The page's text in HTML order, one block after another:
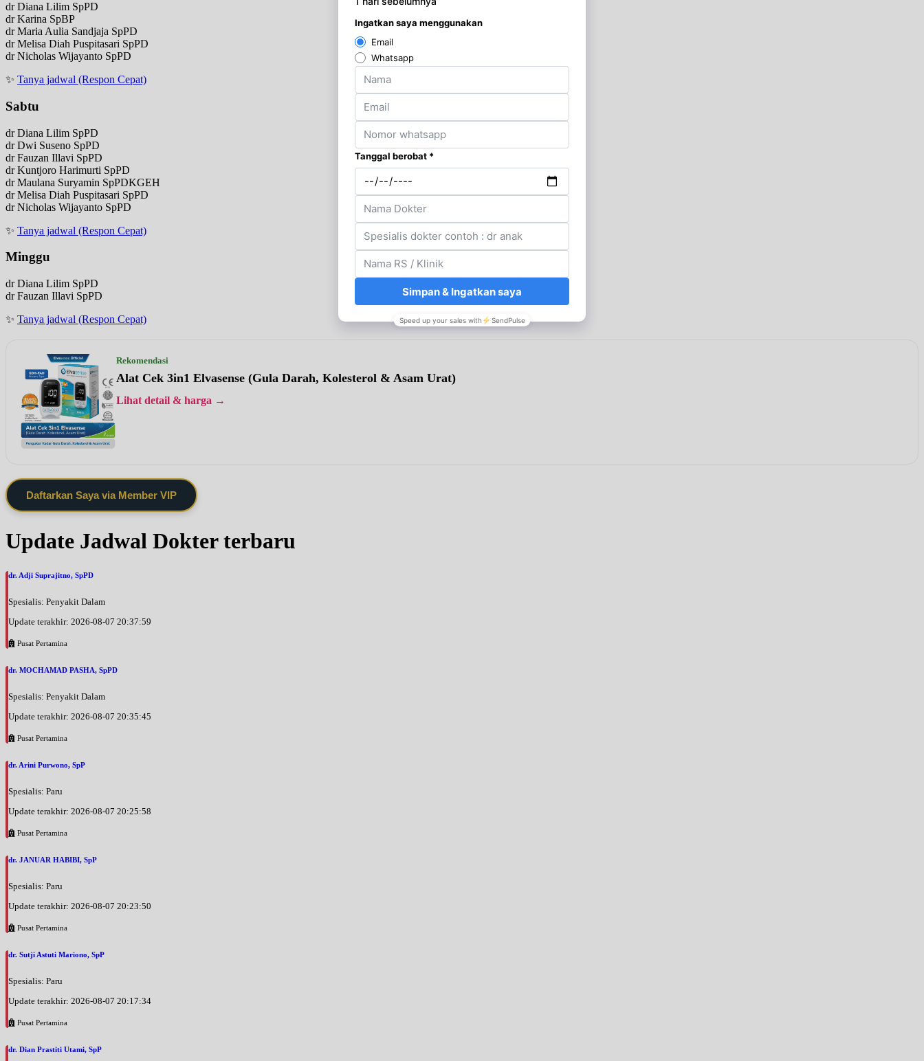
dr Diana Lilim SpPD
dr Karina SpBP
dr Maria Aulia Sandjaja SpPD
dr Melisa Diah Puspitasari SpPD
dr Nicholas Wijayanto SpPD
✨ Tanya jadwal (Respon Cepat)
Sabtu
dr Diana Lilim SpPD
dr Dwi Suseno SpPD
dr Fauzan Illavi SpPD
dr Kuntjoro Harimurti SpPD
dr Maulana Suryamin SpPDKGEH
dr Melisa Diah Puspitasari SpPD
dr Nicholas Wijayanto SpPD
✨ Tanya jadwal (Respon Cepat)
Minggu
dr Diana Lilim SpPD
dr Fauzan Illavi SpPD
✨ Tanya jadwal (Respon Cepat)
Rekomendasi
Alat Cek 3in1 Elvasense (Gula Darah, Kolesterol & Asam Urat)
Lihat detail & harga →
Daftarkan Saya via Member VIP
Update Jadwal Dokter terbaru
dr. Adji Suprajitno, SpPD
Spesialis: Penyakit Dalam
Update terakhir: 2026-08-07 20:37:59
Pusat Pertamina
dr. MOCHAMAD PASHA, SpPD
Spesialis: Penyakit Dalam
Update terakhir: 2026-08-07 20:35:45
Pusat Pertamina
dr. Arini Purwono, SpP
Spesialis: Paru
Update terakhir: 2026-08-07 20:25:58
Pusat Pertamina
dr. JANUAR HABIBI, SpP
Spesialis: Paru
Update terakhir: 2026-08-07 20:23:50
Pusat Pertamina
dr. Sutji Astuti Mariono, SpP
Spesialis: Paru
Update terakhir: 2026-08-07 20:17:34
Pusat Pertamina
dr. Dian Prastiti Utami, SpP